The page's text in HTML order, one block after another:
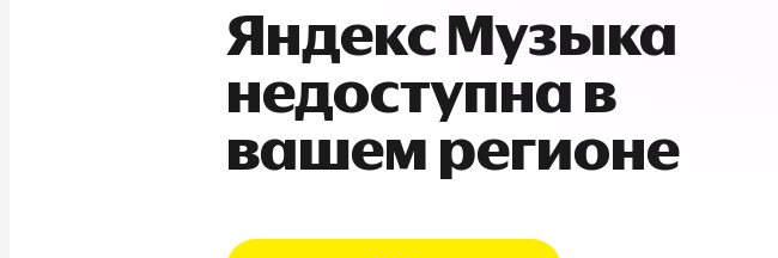
Яндекс Музыка
недоступна в
вашем регионе